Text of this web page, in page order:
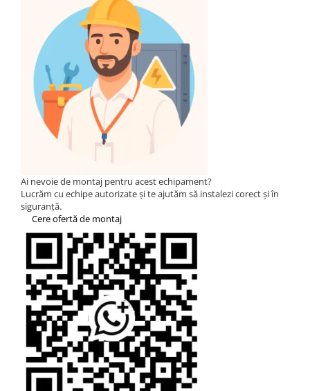
Invertoare
Microinvertoare
Fronius
Accesorii Fronius
Invertoare Hibride Fronius
Invertoare On-Grid Fronius
Statii de reincarcare Fronius
HUAWEI
SMA
Solis
Solplanet
Sungrow
Invertoare Hibrid Sungrow
Invertoare on-grid Sungrow
Statii de reincarcare Sungrow
Victron Energy
MPPT
Accesorii Victron
Ai nevoie de montaj pentru acest echipament?
Lucrăm cu echipe autorizate și te ajutăm să instalezi corect și în
siguranță.
Cere ofertă de montaj